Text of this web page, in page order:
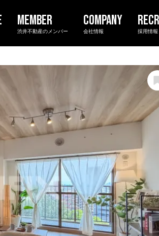
渋井不動産のメンバー 会社情報 採用情報